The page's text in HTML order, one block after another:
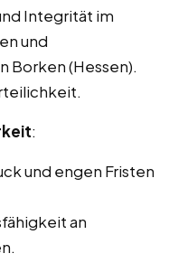
Integrität im
und
Borken (Hessen).
:
und engen Fristen
an